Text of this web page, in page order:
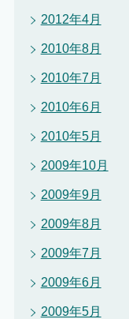
2012年4月
2010年8月
2010年7月
2010年6月
2010年5月
2009年10月
2009年9月
2009年8月
2009年7月
2009年6月
2009年5月